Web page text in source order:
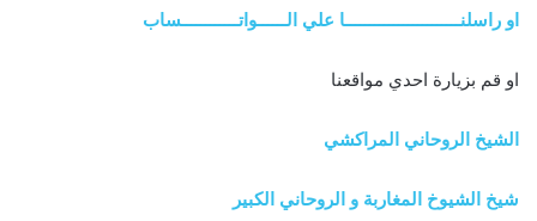
او راسلنــــــــــــــــــــــــا علي الــــــواتــــــــــــساب
او قم بزيارة احدي مواقعنا
الشيخ الروحاني المراكشي
شيخ الشيوخ المغاربة و الروحاني الكبير